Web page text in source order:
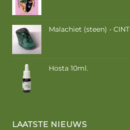
Malachiet (steen) - CINT
Hosta 10ml.
LAATSTE NIEUWS